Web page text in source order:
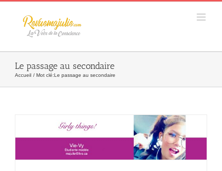
Skip
Le passage au secondaire
Accueil Mot clé:Le passage au secondaire